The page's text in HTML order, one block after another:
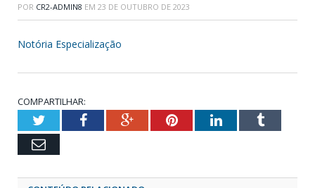
POR CR2-ADMIN8 EM 23 DE OUTUBRO DE 2023
Notória Especialização
COMPARTILHAR:
TwitterFacebookGoogle+PinterestLinkedInTumblr
Email